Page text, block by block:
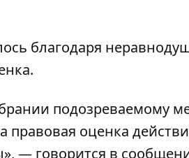
благодаря
подозреваемому
правовая оценка
— говорится в